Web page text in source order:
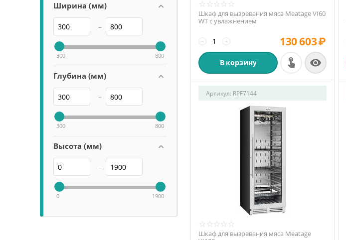
Ширина (мм)
–
300 800
Глубина (мм)
–
300 800
Высота (мм)
–
0 1900
Шкаф для вызревания мяса Meatage VI60
WT с увлажнением
+
− 130 603₽
В корзину 
Артикул: RPF7144
Шкаф для вызревания мяса Meatage